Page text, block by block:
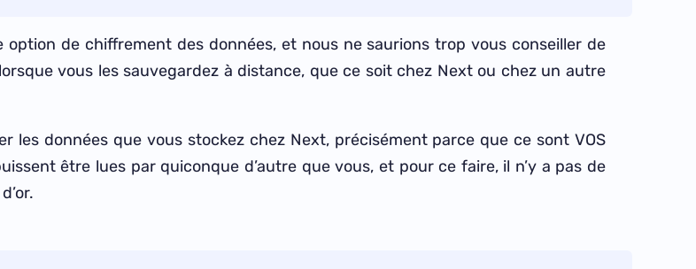
de chiffrement des données, et nous ne saurions trop vous conseiller de
vous les sauvegardez à distance, que ce soit chez Next ou chez un autre
les données que vous stockez chez Next, précisément parce que ce sont VOS
être lues par quiconque d’autre que vous, et pour ce faire, il n’y a pas de